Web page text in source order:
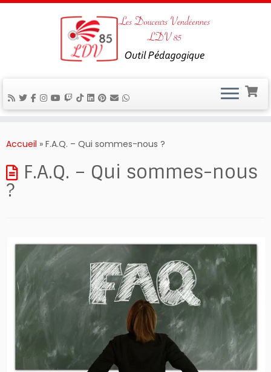
auAccueil » F.A.Q. – Qui sommes-nous ?
F.A.Q. – Qui sommes-nous
?